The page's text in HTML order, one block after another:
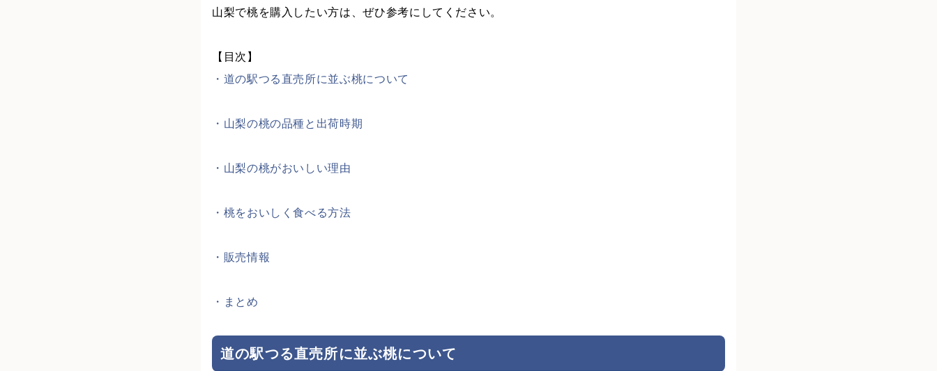
山梨で桃を購入したい方は、ぜひ参考にしてください。
【目次】
・道の駅つる直売所に並ぶ桃について
・山梨の桃の品種と出荷時期
・山梨の桃がおいしい理由
・桃をおいしく食べる方法
・販売情報
・まとめ
道の駅つる直売所に並ぶ桃について